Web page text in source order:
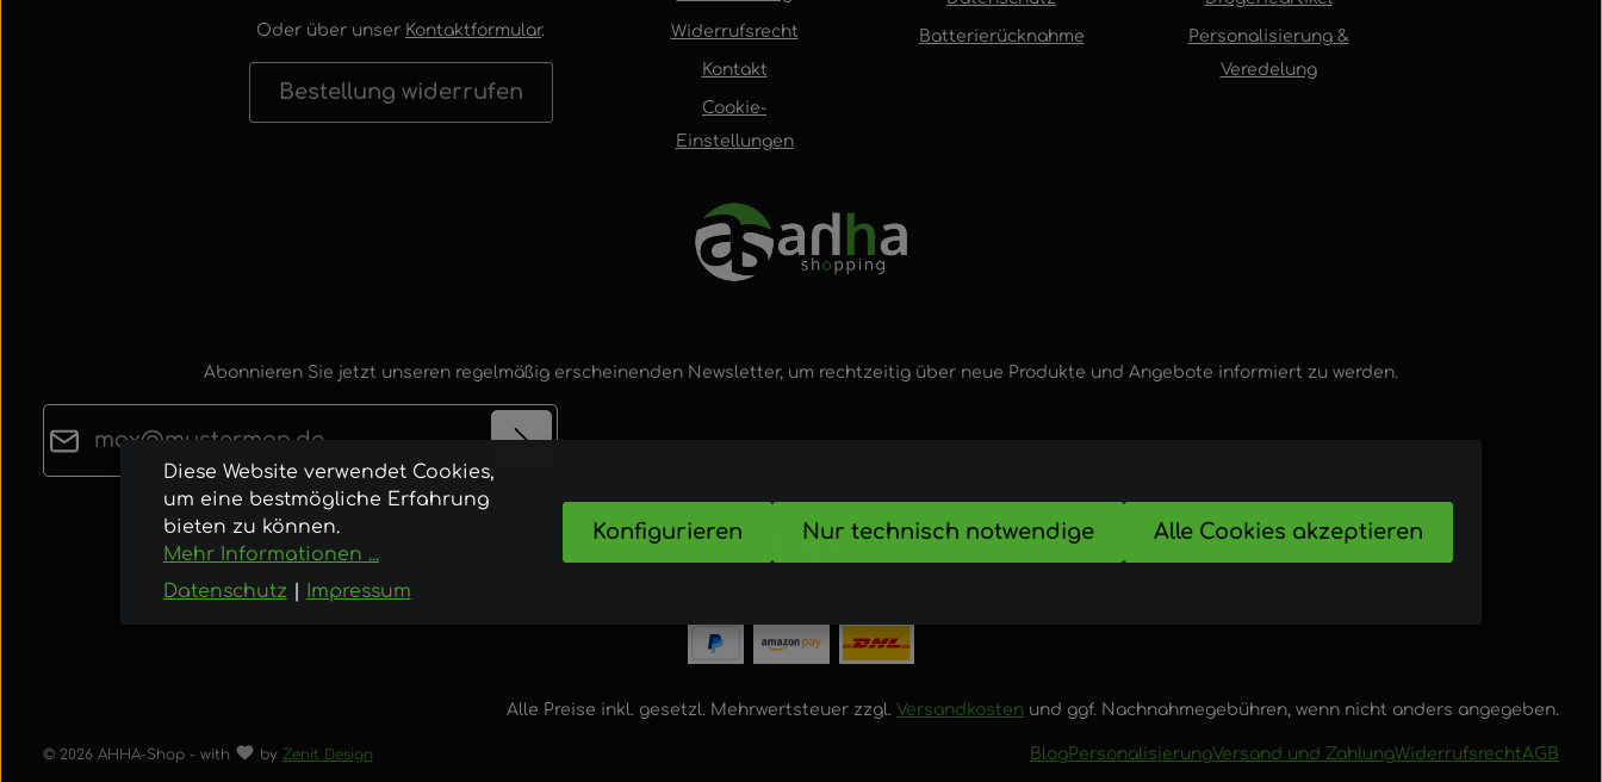
Oder über unser Kontaktformular.
Bestellung widerrufen
Widerrufsrecht
Kontakt
Cookie-
Einstellungen
Batterierücknahme
Personalisierung &
Veredelung
Abonnieren Sie jetzt unseren regelmäßig erscheinenden Newsletter, um rechtzeitig über neue Produkte und Angebote informiert zu werden.
Datenschutz
Ich habe die Datenschutzbestimmungen
Kenntnis genommen und die
bin mit ihnen einverstanden.
Die mit einem Stern (*) markierten Felder sind
Pflichtfelder.
Alle Preise inkl. gesetzl. Mehrwertsteuer zzgl. Versandkosten und ggf. Nachnahmegebühren, wenn nicht anders angegeben.
© 2026 AHHA-Shop - with by Zenit Design BlogPersonalisierungVersand und ZahlungWiderrufsrechtAGB
Diese Website verwendet Cookies,
um eine bestmögliche Erfahrung
bieten zu können.
Mehr Informationen ...
Datenschutz
Impressum
Nur technisch notwendige
Konfigurieren Alle Cookies akzeptieren